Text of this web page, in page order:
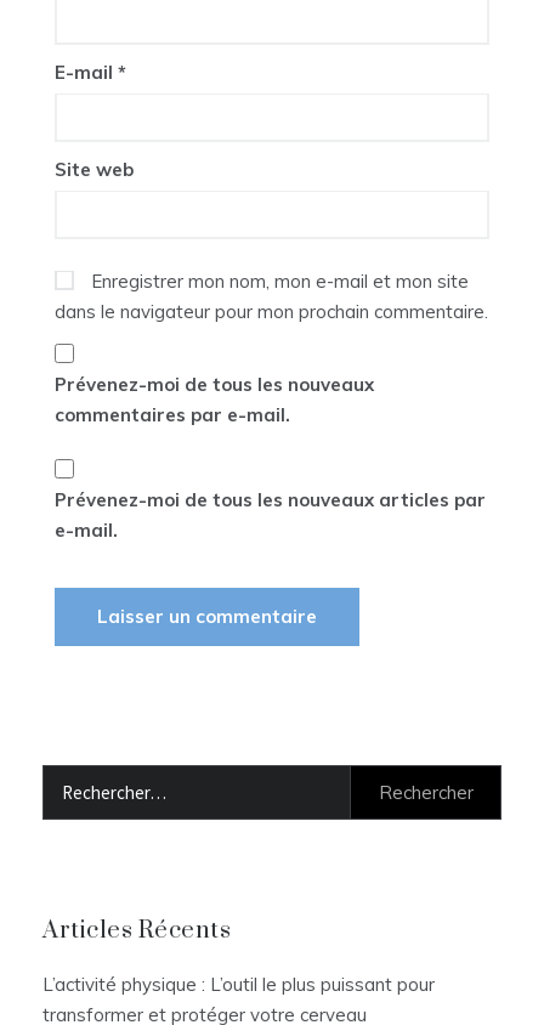
E-mail *
Site web
Enregistrer mon nom, mon e-mail et mon site
dans le navigateur pour mon prochain commentaire.
Prévenez-moi de tous les nouveaux
commentaires par e-mail.
Prévenez-moi de tous les nouveaux articles par
e-mail.
Articles Récents
L’activité physique : L’outil le plus puissant pour
transformer et protéger votre cerveau